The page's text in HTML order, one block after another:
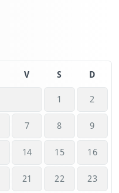
V S D
1 2
7 8 9
14 15 16
21 22 23